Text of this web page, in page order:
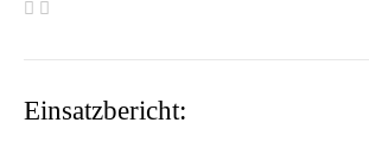
Einsatzbericht: